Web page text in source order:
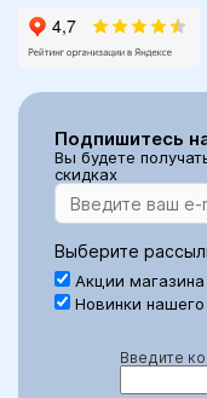
Подпишитесь
Вы будете
скидках
Выберите
Акции
Новинки
Введите